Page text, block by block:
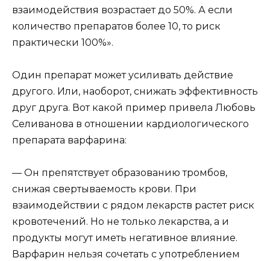
взаимодействия возрастает до 50%. А если
количество препаратов более 10, то риск
практически 100%».
Один препарат может усиливать действие
другого. Или, наоборот, снижать эффективность
друг друга. Вот какой пример привела Любовь
Селиванова в отношении кардиологического
препарата варфарина:
— Он препятствует образованию тромбов,
снижая свертываемость крови. При
взаимодействии с рядом лекарств растет риск
кровотечений. Но не только лекарства, а и
продукты могут иметь негативное влияние.
Варфарин нельзя сочетать с употреблением